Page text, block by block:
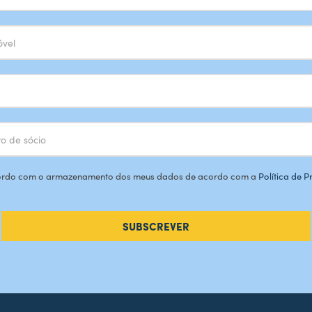
com o armazenamento dos meus dados de acordo com a Política de
SUBSCREVER